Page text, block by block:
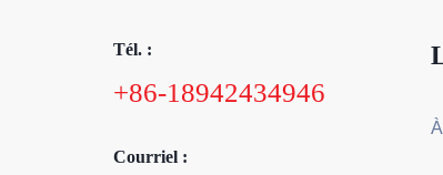
Tél. :
+86-18942434946
Courriel :